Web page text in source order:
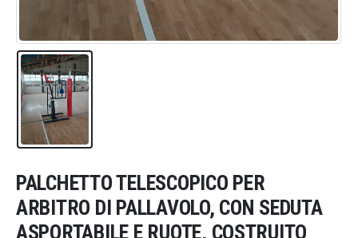
PALCHETTO TELESCOPICO PER
ARBITRO DI PALLAVOLO, CON SEDUTA
ASPORTABILE E RUOTE, COSTRUITO